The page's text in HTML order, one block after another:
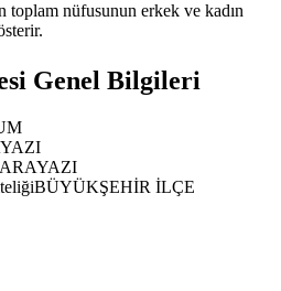
toplam nüfusunun erkek ve kadın
Genel Bilgileri
BÜYÜKŞEHİR İLÇE